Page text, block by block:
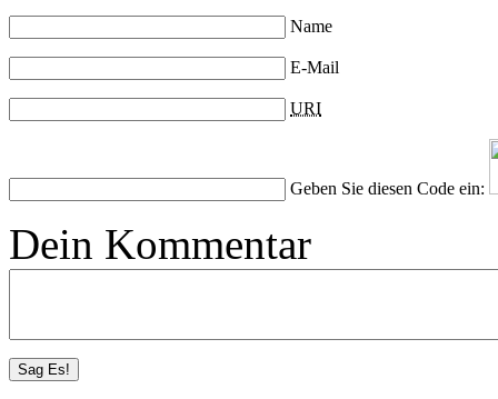
Name
E-Mail
URI
Geben Sie diesen Code ein:
Dein Kommentar